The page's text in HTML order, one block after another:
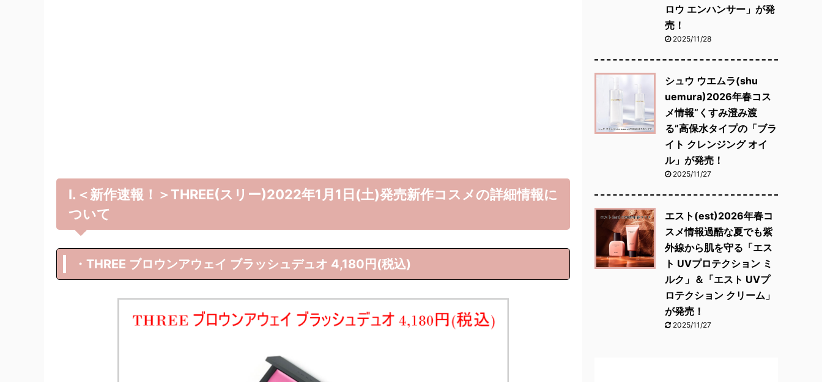
Ⅰ.＜新作速報！＞THREE(スリー)2022年1月1日(土)発売新作コスメの詳細情報に
ついて
・THREE ブロウンアウェイ ブラッシュデュオ 4,180円(税込)
ロウ エンハンサー」が発
売！
2025/11/28
シュウ ウエムラ(shu
uemura)2026年春コス
メ情報“くすみ澄み渡
る”高保水タイプの「ブラ
イト クレンジング オイ
ル」が発売！
2025/11/27
エスト(est)2026年春コ
スメ情報過酷な夏でも紫
外線から肌を守る「エス
ト UVプロテクション ミ
ルク」＆「エスト UVプ
ロテクション クリーム」
が発売！
2025/11/27